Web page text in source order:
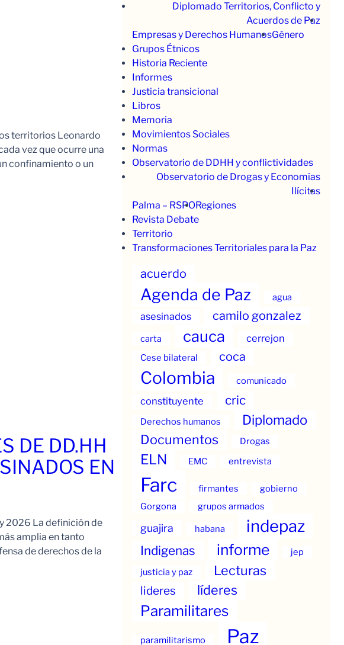
territorios Leonardo
vez que ocurre una
confinamiento o un
DE DD.HH
EN
2026 La definición de
amplia en tanto
de derechos de la
Diplomado Territorios, Conflicto y
Acuerdos de Paz
Empresas y Derechos HumanosGénero
Grupos Étnicos
Historia Reciente
Informes
Justicia transicional
Libros
Memoria
Movimientos Sociales
Normas
Observatorio de DDHH y conflictividades
Observatorio de Drogas y Economías
Ilícitas
Palma – RSPORegiones
Revista Debate
Territorio
Transformaciones Territoriales para la Paz
acuerdo
Agenda de Paz agua
asesinados camilo gonzalez
carta cauca cerrejon
Cese bilateral coca
Colombia comunicado
constituyente cric
Derechos humanos Diplomado
Documentos Drogas
ELN EMC entrevista
Farc firmantes
gobierno
Gorgona
grupos armados
guajira habana indepaz
Indigenas informe
jep
justicia y paz
Lecturas
lideres líderes
Paramilitares
paramilitarismo Paz